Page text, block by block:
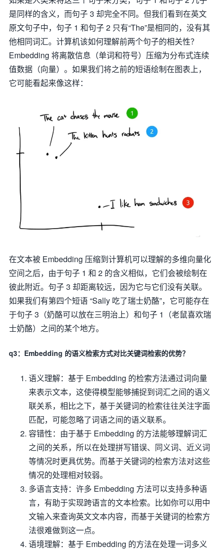
是同样的含义，而句子 3 却完全不同。但我们看到在英文
原文句子中，句子 1 和句子 2 只有“The”是相同的，没有其
他相同词汇。计算机该如何理解前两个句子的相关性？
Embedding 将离散信息（单词和符号）压缩为分布式连续
值数据（向量）。如果我们将之前的短语绘制在图表上，
它可能看起来像这样：
在文本被 Embedding 压缩到计算机可以理解的多维向量化
空间之后，由于句子 1 和 2 的含义相似，它们会被绘制在
彼此附近。句子 3 却距离较远，因为它与它们没有关联。
如果我们有第四个短语 “Sally 吃了瑞士奶酪”，它可能存在
于句子 3（奶酪可以放在三明治上）和句子 1（老鼠喜欢瑞
士奶酪）之间的某个地方。
q3：Embedding 的语义检索方式对比关键词检索的优势？
语义理解：基于 Embedding 的检索方法通过词向量
来表示文本，这使得模型能够捕捉到词汇之间的语义
联关系，相比之下，基于关键词的检索往往关注字面
匹配，可能忽略了词语之间的语义联系。
容错性：由于基于 Embedding 的方法能够理解词汇
之间的关系，所以在处理拼写错误、同义词、近义词
等情况时更具优势。而基于关键词的检索方法对这些
情况的处理相对较弱。
多语言支持：许多 Embedding 方法可以支持多种语
言，有助于实现跨语言的文本检索。比如你可以用中
文输入来查询英文文本内容，而基于关键词的检索方
法很难做到这一点。
语境理解：基于 Embedding 的方法在处理一词多义